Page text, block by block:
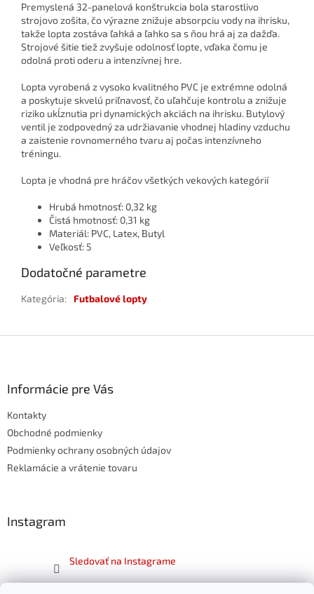
Premyslená 32-panelová konštrukcia bola starostlivo
strojovo zošita, čo výrazne znižuje absorpciu vody na ihrisku,
takže lopta zostáva ľahká a ľahko sa s ňou hrá aj za dažďa.
Strojové šitie tiež zvyšuje odolnosť lopte, vďaka čomu je
odolná proti oderu a intenzívnej hre.
Lopta vyrobená z vysoko kvalitného PVC je extrémne odolná
a poskytuje skvelú priľnavosť, čo uľahčuje kontrolu a znižuje
riziko ukĺznutia pri dynamických akciách na ihrisku. Butylový
ventil je zodpovedný za udržiavanie vhodnej hladiny vzduchu
a zaistenie rovnomerného tvaru aj počas intenzívneho
tréningu.
Lopta je vhodná pre hráčov všetkých vekových kategórií
Hrubá hmotnosť: 0,32 kg
Čistá hmotnosť: 0,31 kg
Materiál: PVC, Latex, Butyl
Veľkosť: 5
Dodatočné parametre
Kategória: Futbalové lopty
Informácie pre Vás
Kontakty
Obchodné podmienky
Podmienky ochrany osobných údajov
Reklamácie a vrátenie tovaru
Instagram
Sledovať na Instagrame